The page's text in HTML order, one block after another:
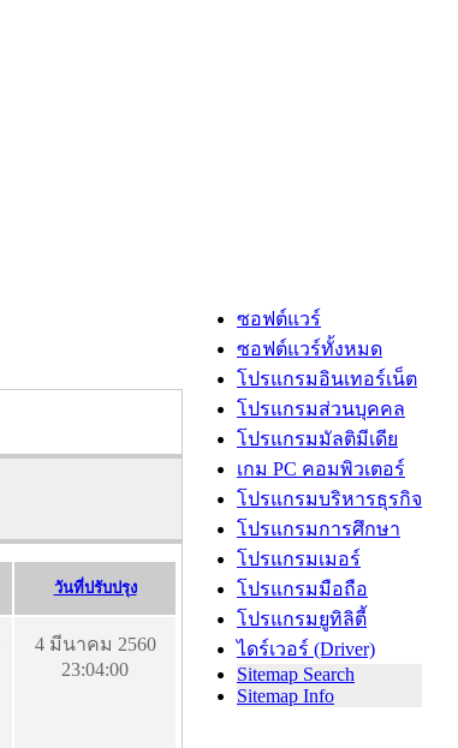
วันที่ปรับปรุง
4 มีนาคม 2560
23:04:00
ซอฟต์แวร์
ซอฟต์แวร์ทั้งหมด
โปรแกรมอินเทอร์เน็ต
โปรแกรมส่วนบุคคล
โปรแกรมมัลติมีเดีย
เกม PC คอมพิวเตอร์
โปรแกรมบริหารธุรกิจ
โปรแกรมการศึกษา
โปรแกรมเมอร์
โปรแกรมมือถือ
โปรแกรมยูทิลิตี้
ไดร์เวอร์ (Driver)
Sitemap Search
Sitemap Info